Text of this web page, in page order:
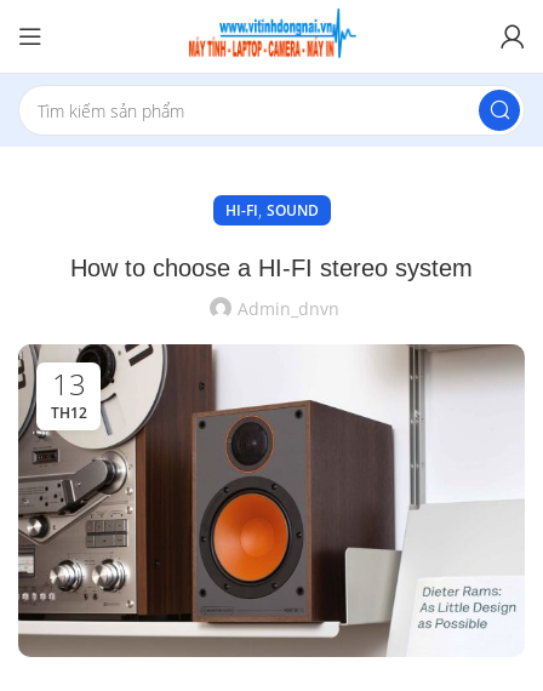
HI-FI, SOUND
How to choose a HI-FI stereo system
Admin_dnvn
13
TH12